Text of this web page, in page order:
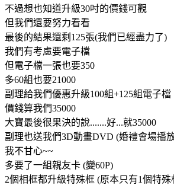
不過想也知道升級30吋的價錢可觀
但我們還要努力看看
最後的結果還剩125張(我們已經盡力了)
我們有考慮要電子檔
但電子檔一張也要350
多60組也要21000
副理給我們優惠升級100組+125組電子檔
價錢算我們35000
大寶最後很果決的說.......好...就35000
副理也送我們3D動畫DVD (婚禮會場播
我不甘心~~
多要了一組親友卡 (變60P)
2個相框都升級特殊框 (原本只有1個特殊